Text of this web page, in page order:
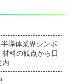
導体業界シンポ
料の観点から日
内